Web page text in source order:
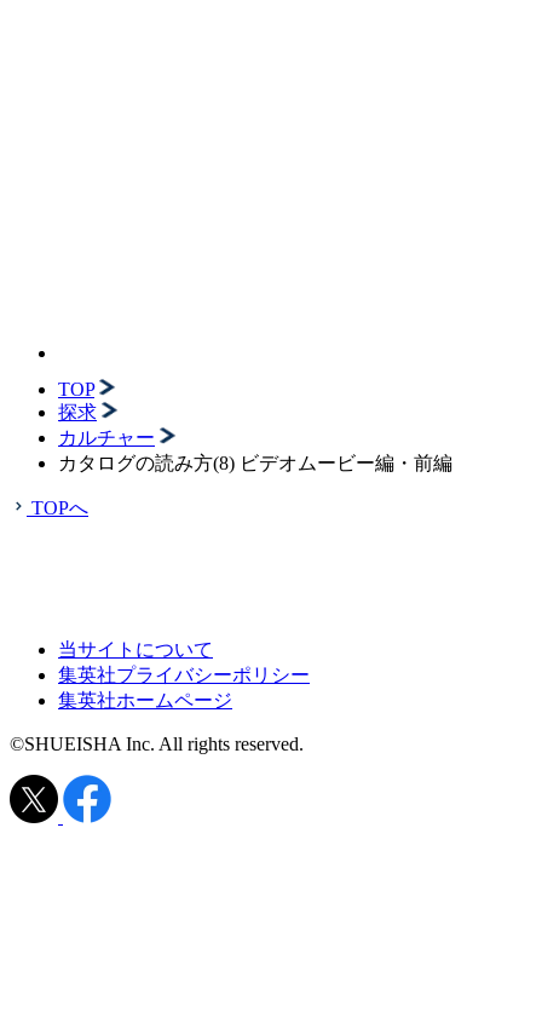
TOP
探求
カルチャー
カタログの読み方(8) ビデオムービー編・前編
TOPへ
当サイトについて
集英社プライバシーポリシー
集英社ホームページ
©SHUEISHA Inc. All rights reserved.